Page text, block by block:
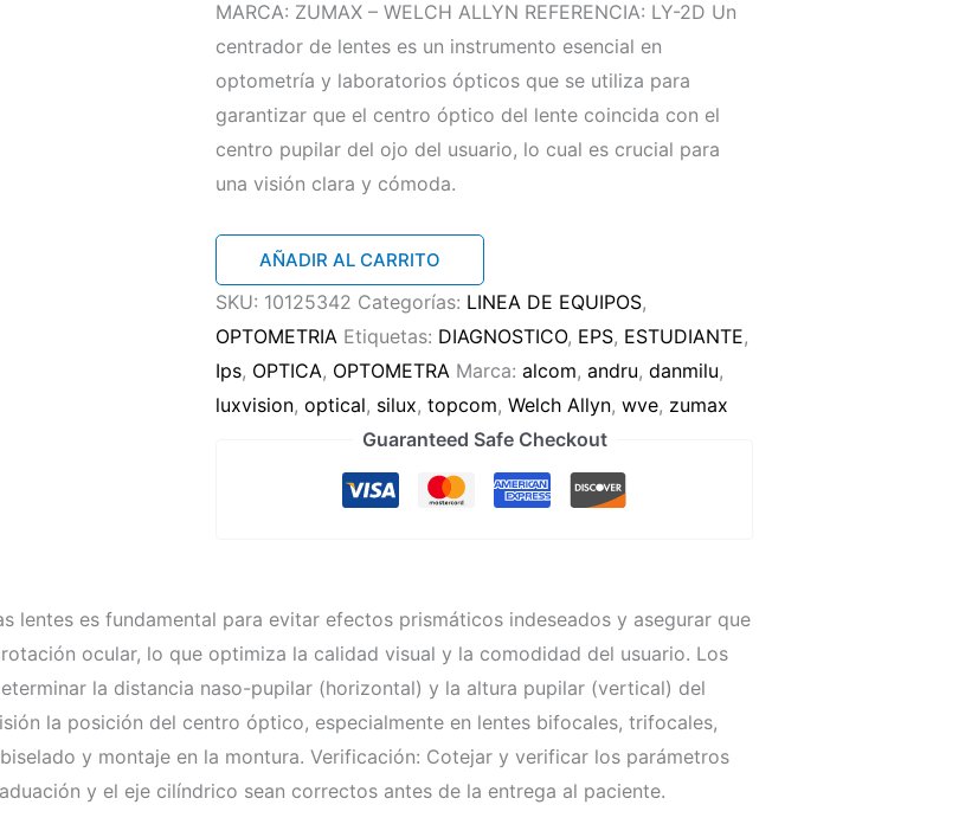
MARCA: ZUMAX – WELCH ALLYN REFERENCIA: LY-2D Un
centrador de lentes es un instrumento esencial en
optometría y laboratorios ópticos que se utiliza para
garantizar que el centro óptico del lente coincida con el
centro pupilar del ojo del usuario, lo cual es crucial para
una visión clara y cómoda.
Centrador
de
AÑADIR AL CARRITO
SKU: 10125342 Categorías: LINEA DE EQUIPOS,
OPTOMETRIA Etiquetas: DIAGNOSTICO, EPS, ESTUDIANTE,
Ips, OPTICA, OPTOMETRA Marca:alcom,andru,danmilu,
luxvision,optical, silux,topcom,Welch Allyn,wve, zumax
Guaranteed Safe Checkout
lentes es fundamental para evitar efectos prismáticos indeseados y asegurar que
ocular, lo que optimiza la calidad visual y la comodidad del usuario. Los
la distancia naso-pupilar (horizontal) y la altura pupilar (vertical) del
la posición del centro óptico, especialmente en lentes bifocales, trifocales,
y montaje en la montura. Verificación: Cotejar y verificar los parámetros
y el eje cilíndrico sean correctos antes de la entrega al paciente.